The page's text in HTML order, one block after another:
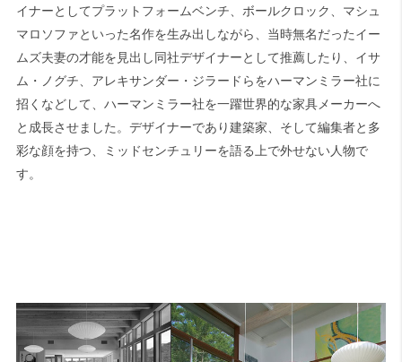
イナーとしてプラットフォームベンチ、ボールクロック、マシュ
マロソファといった名作を生み出しながら、当時無名だったイー
ムズ夫妻の才能を見出し同社デザイナーとして推薦したり、イサ
ム・ノグチ、アレキサンダー・ジラードらをハーマンミラー社に
招くなどして、ハーマンミラー社を一躍世界的な家具メーカーへ
と成長させました。デザイナーであり建築家、そして編集者と多
彩な顔を持つ、ミッドセンチュリーを語る上で外せない人物で
す。